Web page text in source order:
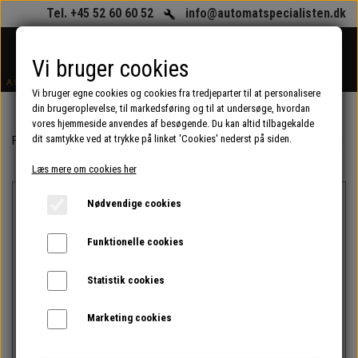
Tel. +45 52 60 60 52 info@automatspecialisten.dk
Forside Reservedele til kaffeautomater og espressomaskiner (erhverv)
Vi bruger cookies
Vi bruger egne cookies og cookies fra tredjeparter til at personalisere
din brugeroplevelse, til markedsføring og til at undersøge, hvordan
vores hjemmeside anvendes af besøgende. Du kan altid tilbagekalde
dit samtykke ved at trykke på linket 'Cookies' nederst på siden.
Læs mere om cookies her
Nødvendige cookies
Funktionelle cookies
Statistik cookies
Marketing cookies